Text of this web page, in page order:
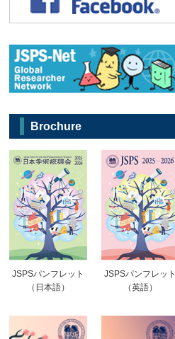
Brochure
JSPSパンフレット
（日本語）
JSPSパンフレット
（英語）